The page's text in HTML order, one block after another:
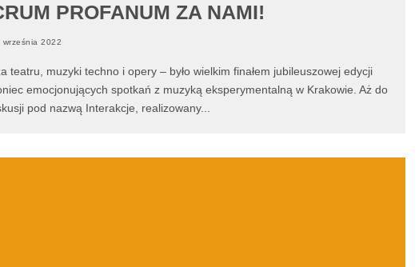
PROFANUM ZA NAMI!
września 2022
teatru, muzyki techno i opery – było wielkim finałem jubileuszowej edycji
emocjonujących spotkań z muzyką eksperymentalną w Krakowie. Aż do
pod nazwą Interakcje, realizowany...